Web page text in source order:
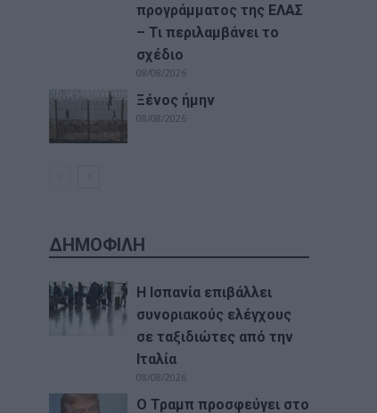
προγράμματος της ΕΛΑΣ
– Τι περιλαμβάνει το
σχέδιο
08/08/2026
Ξένος ήμην
08/08/2026
ΔΗΜΟΦΙΛΗ
Η Ισπανία επιβάλλει
συνοριακούς ελέγχους
σε ταξιδιώτες από την
Ιταλία
08/08/2026
Ο Τραμπ προσφεύγει στο